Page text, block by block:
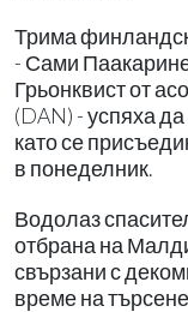
Трима
- Сами
Грьонквист от
(DAN) - успяха
като се
в понеделник.
Водолаз
отбрана на
свързани с
време на